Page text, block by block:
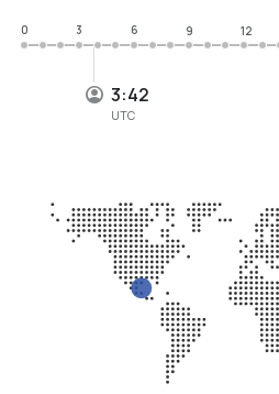
3:42
UTC
0
3 6 9 12